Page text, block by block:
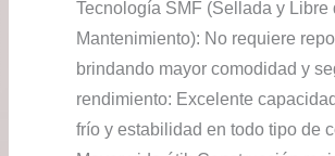
Tecnología SMF (Sellada y Libre
Mantenimiento): No requiere
brindando mayor comodidad y
rendimiento: Excelente
frío y estabilidad en todo tipo de